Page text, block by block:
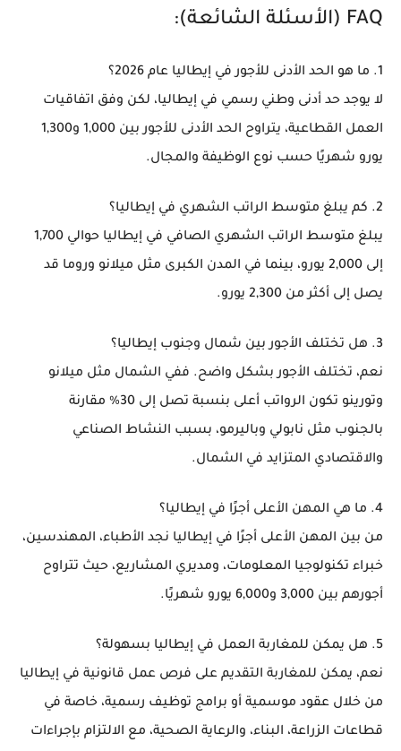
FAQ (الأسئلة الشائعة):
1. ما هو الحد الأدنى للأجور في إيطاليا عام 2026؟
لا يوجد حد أدنى وطني رسمي في إيطاليا، لكن وفق اتفاقيات
العمل القطاعية، يتراوح الحد الأدنى للأجور بين 1,000 و1,300
يورو شهريًا حسب نوع الوظيفة والمجال.
2. كم يبلغ متوسط الراتب الشهري في إيطاليا؟
يبلغ متوسط الراتب الشهري الصافي في إيطاليا حوالي 1,700
إلى 2,000 يورو، بينما في المدن الكبرى مثل ميلانو وروما قد
يصل إلى أكثر من 2,300 يورو.
3. هل تختلف الأجور بين شمال وجنوب إيطاليا؟
نعم، تختلف الأجور بشكل واضح. ففي الشمال مثل ميلانو
وتورينو تكون الرواتب أعلى بنسبة تصل إلى 30% مقارنة
بالجنوب مثل نابولي وباليرمو، بسبب النشاط الصناعي
والاقتصادي المتزايد في الشمال.
4. ما هي المهن الأعلى أجرًا في إيطاليا؟
من بين المهن الأعلى أجرًا في إيطاليا نجد الأطباء، المهندسين،
خبراء تكنولوجيا المعلومات، ومديري المشاريع، حيث تتراوح
أجورهم بين 3,000 و6,000 يورو شهريًا.
5. هل يمكن للمغاربة العمل في إيطاليا بسهولة؟
نعم، يمكن للمغاربة التقديم على فرص عمل قانونية في إيطاليا
من خلال عقود موسمية أو برامج توظيف رسمية، خاصة في
قطاعات الزراعة، البناء، والرعاية الصحية، مع الالتزام بإجراءات